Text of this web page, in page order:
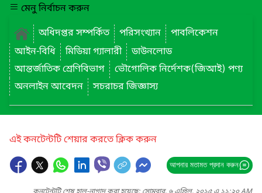
মেনু নির্বাচন করুন
অধিদপ্তর সম্পর্কিত
পরিসংখ্যান
পাবলিকেশন
আইন-বিধি
মিডিয়া গ্যালারী
ডাউনলোড
আন্তর্জাতিক শ্রেণিবিভাগ
ভৌগোলিক নির্দেশক(জিআই) পণ্য
অনলাইন আবেদন
সচরাচর জিজ্ঞাস্য
এই কনটেন্টটি শেয়ার করতে ক্লিক করুন
আপনার মতামত প্রদান করুন